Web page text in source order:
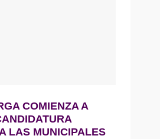
COMIENZA A
LAS MUNICIPALES